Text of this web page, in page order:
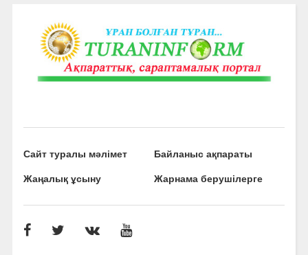
Сайт туралы мәлімет Байланыс ақпараты
Жаңалық ұсыну Жарнама берушілерге